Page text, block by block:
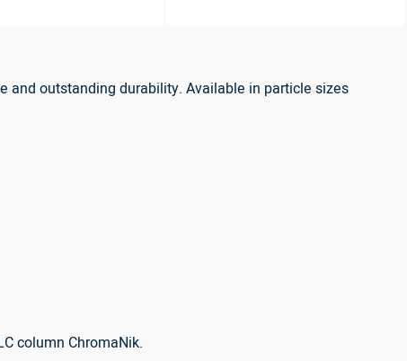
and outstanding durability. Available in particle sizes
column ChromaNik.